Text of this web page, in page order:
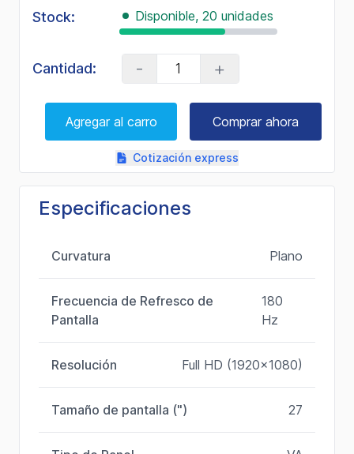
Stock: Disponible, 20 unidades
Cantidad: - +
Agregar al carro Comprar ahora
Cotización express
Especificaciones
Curvatura Plano
Frecuencia de Refresco de
Pantalla
180
Hz
Resolución Full HD (1920x1080)
Tamaño de pantalla (") 27